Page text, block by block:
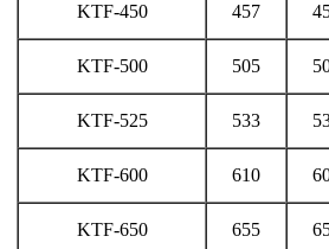
KTF-450 457
KTF-500 505
KTF-525 533
KTF-600 610
KTF-650 655